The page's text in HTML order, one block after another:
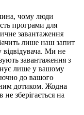
чому люди
програми для
завантаження
лише наш запит
відвідувача. Ми не
завантаження з
лише у вашому
до вашого
дотиком. Жодна
зберігається на